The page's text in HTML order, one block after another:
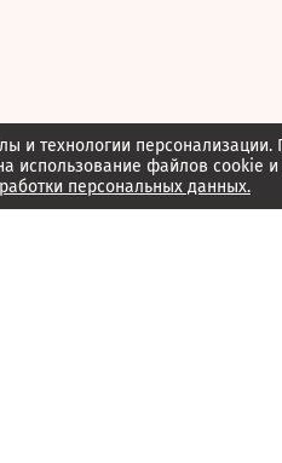
и технологии
использование файлов cookie
персональных данных.